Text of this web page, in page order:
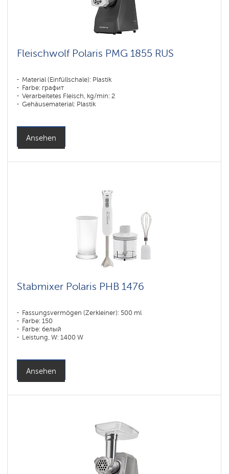
Fleischwolf Polaris PMG 1855 RUS
Material (Einfüllschale): Plastik
Farbe: графит
Verarbeitetes Fleisch, kg/min: 2
Gehäusematerial: Plastik
Ansehen
Stabmixer Polaris PHB 1476
Fassungsvermögen (Zerkleiner): 500 ml
Farbe: 150
Farbe: белый
Leistung, W: 1400 W
Ansehen